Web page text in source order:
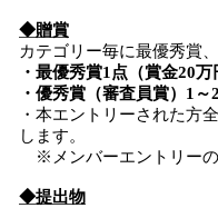
◆贈賞
カテゴリー毎に最優秀賞
・最優秀賞1点（賞金20万
・優秀賞（審査員賞）1～
・本エントリーされた方
します。
※メンバーエントリーの
◆提出物